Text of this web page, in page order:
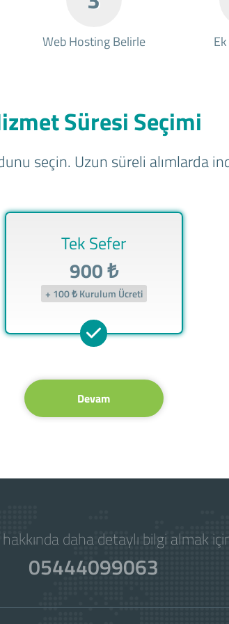
Web Hosting Belirle
Süresi Seçimi
seçin. Uzun süreli alımlarda
Tek Sefer
900 ₺
+ 100 ₺ Kurulum Ücreti
Devam
daha detaylı bilgi almak
05444099063